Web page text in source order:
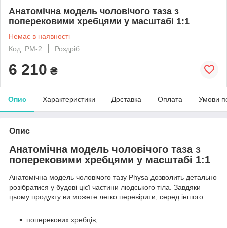
Анатомічна модель чоловічого таза з
поперековими хребцями у масштабі 1:1
Немає в наявності
Код: PM-2
Роздріб
6 210 ₴
Опис Характеристики Доставка Оплата Умови
Опис
Анатомічна модель чоловічого таза з
поперековими хребцями у масштабі 1:1
Анатомічна модель чоловічого тазу Physa дозволить детально
розібратися у будові цієї частини людського тіла. Завдяки
цьому продукту ви можете легко перевірити, серед іншого:
поперекових хребців,